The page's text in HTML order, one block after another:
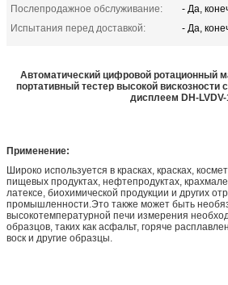
Послепродажное обслуживание:
- Да,
Испытания перед доставкой:
- Да,
Автоматический цифровой ротационный
портативный тестер высокой вискозности
дисплеем DH-LVDV-
Применение:
Широко используется в красках, красках,
пищевых продуктах, нефтепродуктах,
латексе, биохимической продукции и других
промышленности.Это также может быть
высокотемпературной печи измерения
образцов, таких как асфальт, горяче
воск и другие образцы.